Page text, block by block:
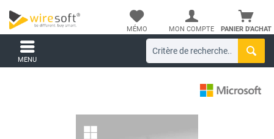
PANIER D'ACHAT
MÉMO MON COMPTE
MENU